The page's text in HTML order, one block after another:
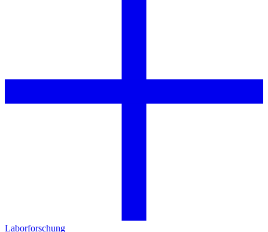
Laborforschung